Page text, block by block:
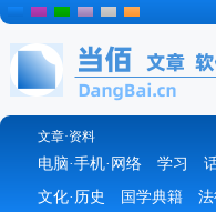
文章·资料
电脑·手机·网络 学习
文化·历史
国学典籍